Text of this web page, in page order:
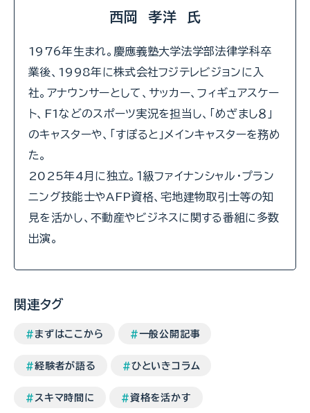
西岡 孝洋 氏
1976年生まれ。慶應義塾大学法学部法律学科卒
業後、1998年に株式会社フジテレビジョンに入
社。アナウンサーとして、サッカー、フィギュアスケー
ト、F1などのスポーツ実況を担当し、「めざまし８」
のキャスターや、「すぽると」メインキャスターを務め
た。
2025年4月に独立。１級ファイナンシャル・プラン
ニング技能士やAFP資格、宅地建物取引士等の知
見を活かし、不動産やビジネスに関する番組に多数
出演。
関連タグ
まずはここから 一般公開記事
経験者が語る ひといきコラム
スキマ時間に 資格を活かす